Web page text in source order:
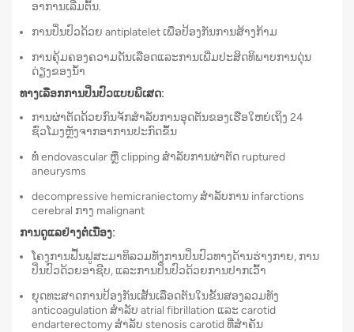
ອາການເລີ່ມຕົ້ນ.
ການປິ່ນປົວດ້ວຍ antiplatelet ເພື່ອປ້ອງກັນການສ້າງກ້າມ
ການຄຸ້ມຄອງຄວາມດັນເລືອດແລະການເພີ່ມປະສິດທິພາບການດຸ່ນ
ດ່ຽງຂອງນ້ໍາ
ທາງເລືອກການປິ່ນປົວແບບພິເສດ:
ການຜ່າຕັດດ້ວຍກົນຈັກສຳລັບການອຸດຕັນຂອງເຮືອໃຫຍ່ເຖິງ 24
ຊົ່ວໂມງຫຼັງຈາກອາການປະກົດຂຶ້ນ
ທໍ່ endovascular ຫຼື clipping ສໍາລັບການຜ່າຕັດ ruptured
aneurysms
decompressive hemicraniectomy ສໍາລັບການ infarctions
cerebral ກາງ malignant
ການດູແລຢ່າງຕໍ່ເນື່ອງ:
ໂຄງການຟື້ນຟູສະມາທິລວມທັງການປິ່ນປົວທາງດ້ານຮ່າງກາຍ, ການ
ປິ່ນປົວດ້ວຍອາຊີບ, ແລະການປິ່ນປົວດ້ວຍການປາກເວົ້າ
ຍຸດທະສາດການປ້ອງກັນເສັ້ນເລືອດຕັນໃນຂັ້ນສອງລວມທັງ
anticoagulation ສໍາລັບ atrial fibrillation ແລະ carotid
endarterectomy ສໍາລັບ stenosis carotid ທີ່ສໍາຄັນ